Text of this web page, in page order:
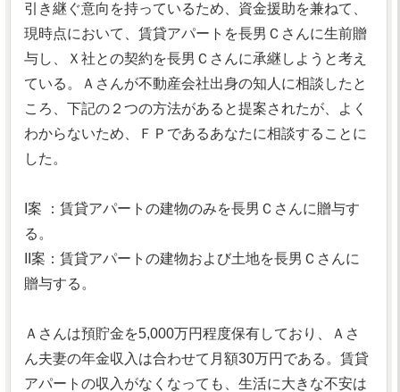
引き継ぐ意向を持っているため、資金援助を兼ねて、
現時点において、賃貸アパートを長男Ｃさんに生前贈
与し、Ｘ社との契約を長男Ｃさんに承継しようと考え
ている。Ａさんが不動産会社出身の知人に相談したと
ころ、下記の２つの方法があると提案されたが、よく
わからないため、ＦＰであるあなたに相談することに
した。
I案 ：賃貸アパートの建物のみを長男Ｃさんに贈与す
る。
II案：賃貸アパートの建物および土地を長男Ｃさんに
贈与する。
Ａさんは預貯金を5,000万円程度保有しており、Ａさ
ん夫妻の年金収入は合わせて月額30万円である。賃貸
アパートの収入がなくなっても、生活に大きな不安は